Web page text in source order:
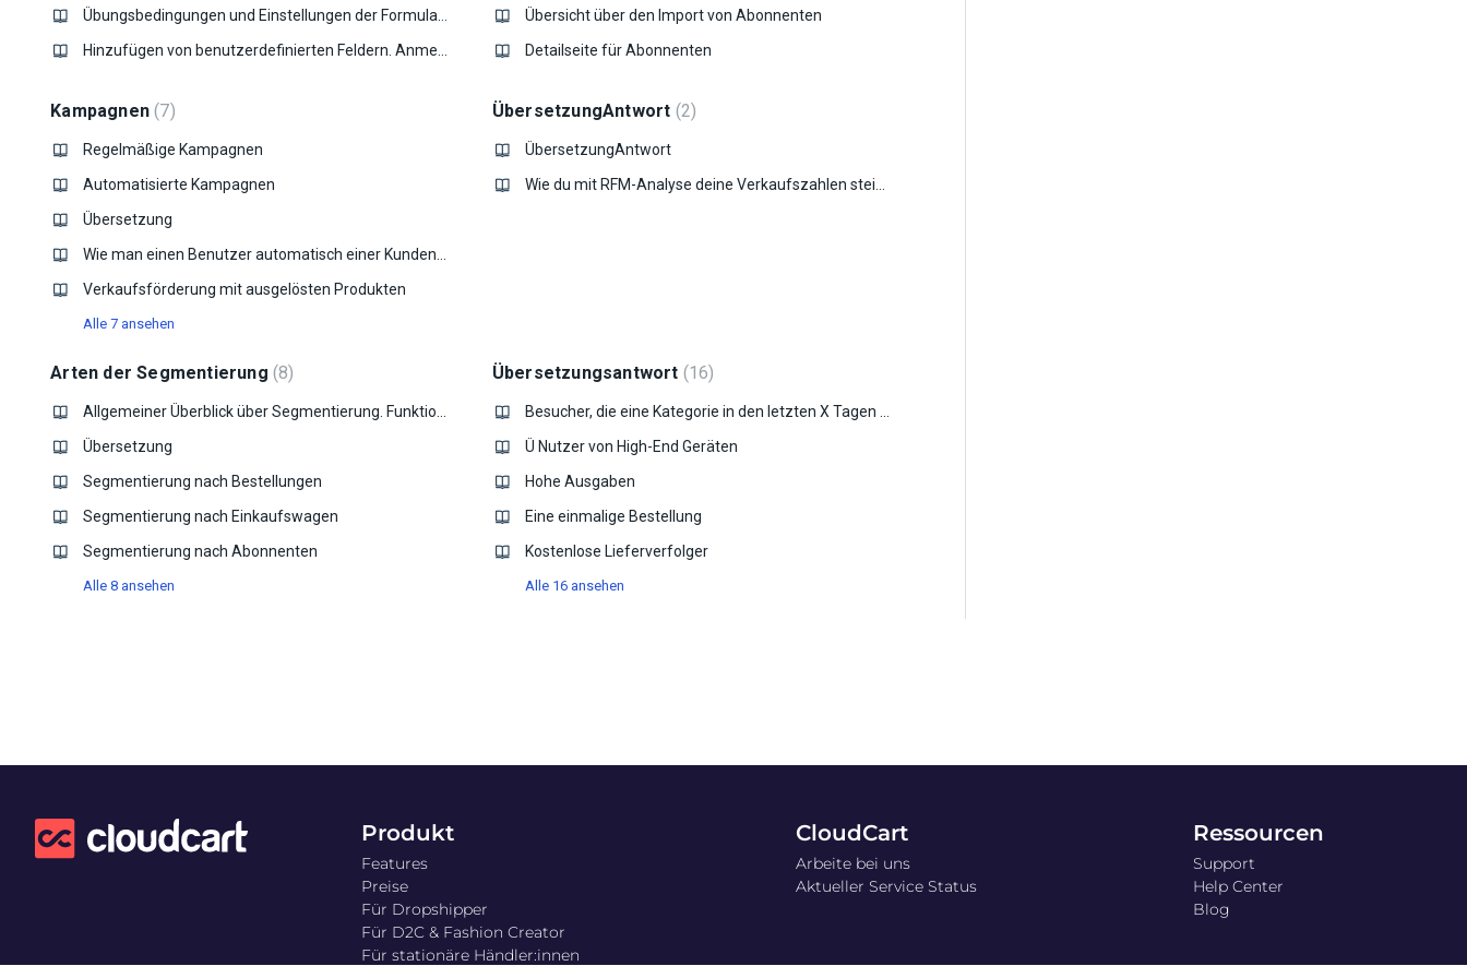
Übersicht über den Import von Abonnenten
Detailseite für Abonnenten
Kampagnen 7
Regelmäßige Kampagnen
Automatisierte Kampagnen
Übersetzung
Verkaufsförderung mit ausgelösten Produkten
Alle 7 ansehen
ÜbersetzungAntwort 2
ÜbersetzungAntwort
Arten der Segmentierung 8
Übersetzung
Segmentierung nach Bestellungen
Segmentierung nach Einkaufswagen
Segmentierung nach Abonnenten
Alle 8 ansehen
Übersetzungsantwort 16
Ü Nutzer von High-End Geräten
Hohe Ausgaben
Eine einmalige Bestellung
Kostenlose Lieferverfolger
Alle 16 ansehen
Produkt
Features
Preise
Für Dropshipper
Für D2C & Fashion Creator
Für stationäre Händler:innen
CloudCart
Arbeite bei uns
Aktueller Service Status
Ressourcen
Support
Help Center
Blog